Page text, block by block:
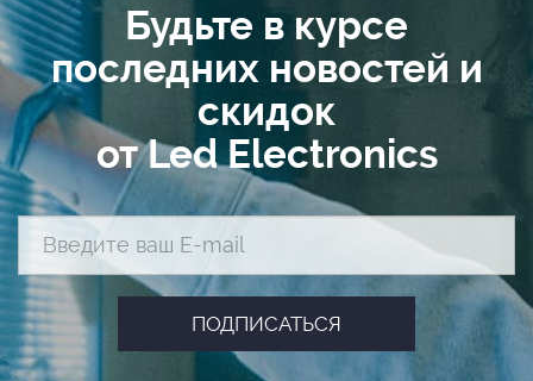
Будьте в курсе
последних новостей и
скидок
от Led Electronics